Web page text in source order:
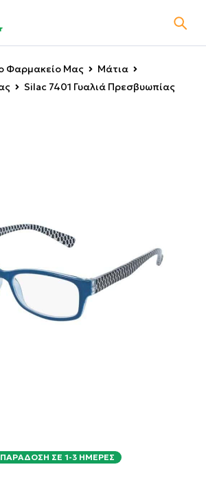
Φαρμακείο Μας
Μάτια
Silac 7401 Γυαλιά Πρεσβυωπίας
ΣΕ 1-3 ΗΜΈΡΕΣ